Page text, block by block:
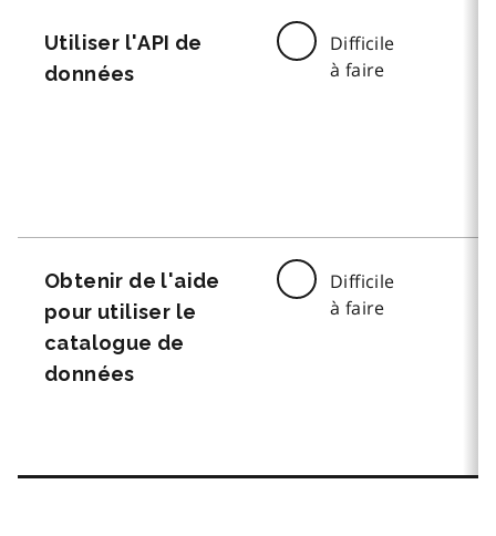
Utiliser l'API de
données
Difficile
à faire
Obtenir de l'aide
pour utiliser le
catalogue de
données
Difficile
à faire